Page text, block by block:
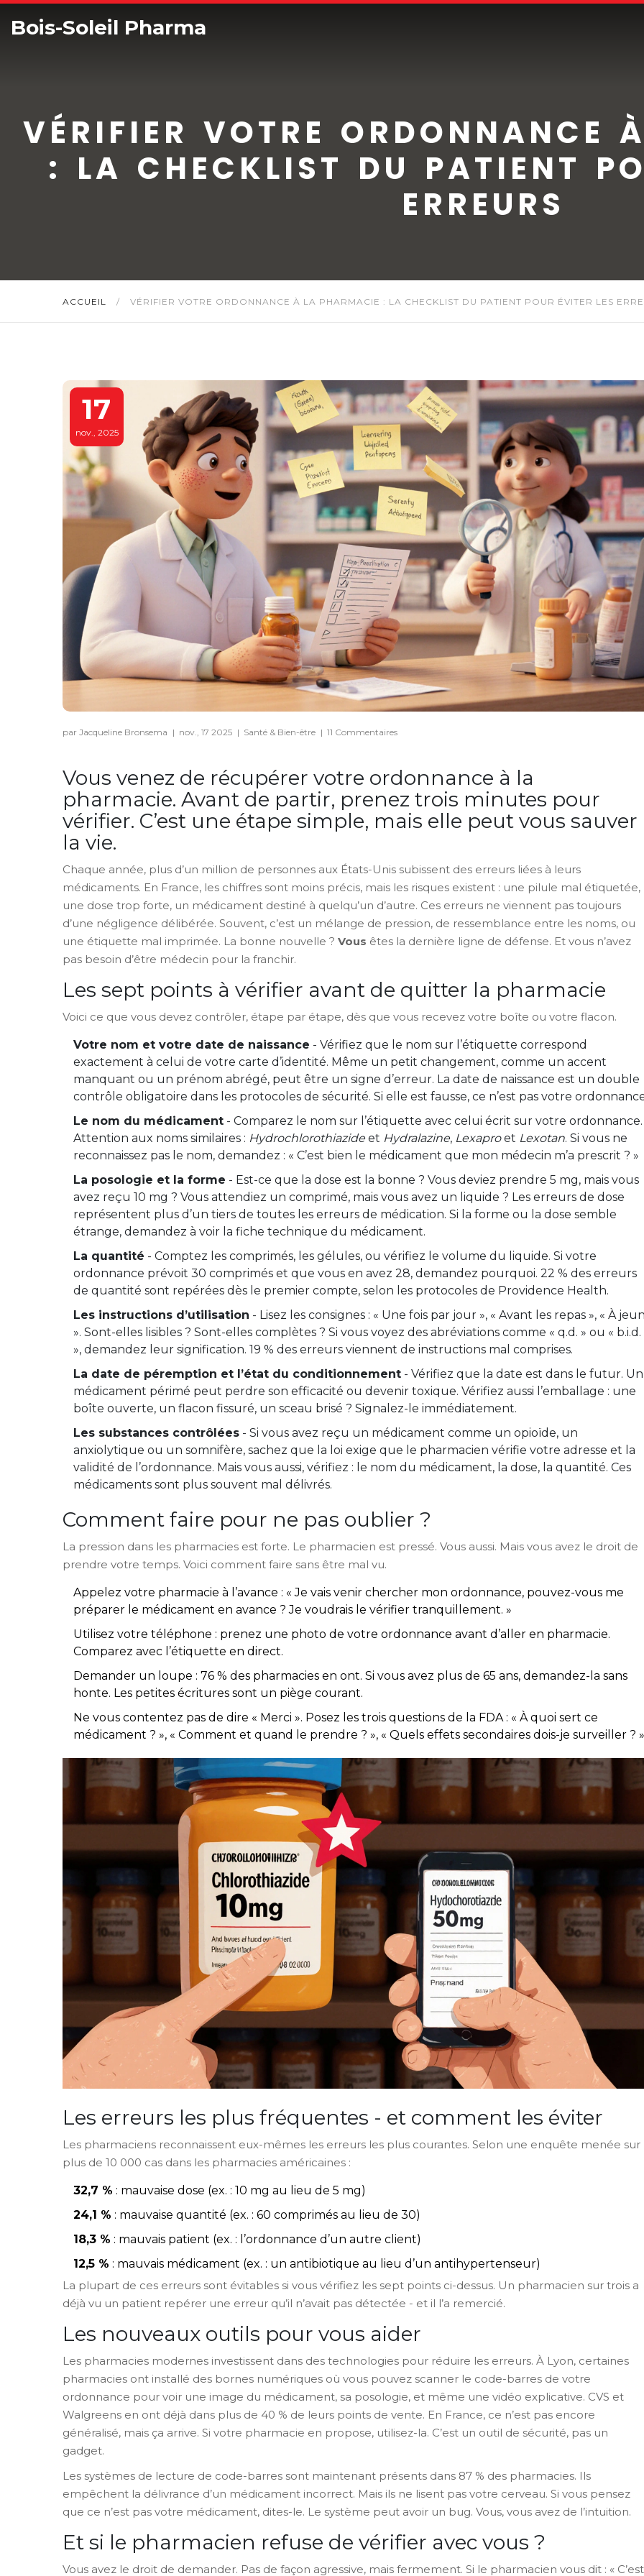
Bois-Soleil Pharma
VÉRIFIER VOTRE ORDONNANCE
: LA CHECKLIST DU PATIENT
ERREURS
ACCUEIL / VÉRIFIER VOTRE ORDONNANCE À LA PHARMACIE : LA CHECKLIST DU PATIENT POUR ÉVITER LES
17
nov., 2025
par Jacqueline Bronsema | nov., 17 2025 | Santé & Bien-être | 11 Commentaires
Vous venez de récupérer votre ordonnance à la
pharmacie. Avant de partir, prenez trois minutes pour
vérifier. C’est une étape simple, mais elle peut vous sauver
la vie.
Chaque année, plus d’un million de personnes aux États-Unis subissent des erreurs liées à leurs
médicaments. En France, les chiffres sont moins précis, mais les risques existent : une pilule mal étiquetée,
une dose trop forte, un médicament destiné à quelqu’un d’autre. Ces erreurs ne viennent pas toujours
d’une négligence délibérée. Souvent, c’est un mélange de pression, de ressemblance entre les noms, ou
une étiquette mal imprimée. La bonne nouvelle ? Vous êtes la dernière ligne de défense. Et vous n’avez
pas besoin d’être médecin pour la franchir.
Les sept points à vérifier avant de quitter la pharmacie
Voici ce que vous devez contrôler, étape par étape, dès que vous recevez votre boîte ou votre flacon.
Votre nom et votre date de naissance - Vérifiez que le nom sur l’étiquette correspond
exactement à celui de votre carte d’identité. Même un petit changement, comme un accent
manquant ou un prénom abrégé, peut être un signe d’erreur. La date de naissance est un double
contrôle obligatoire dans les protocoles de sécurité. Si elle est fausse, ce n’est pas votre
Le nom du médicament - Comparez le nom sur l’étiquette avec celui écrit sur votre ordonnance.
Attention aux noms similaires : Hydrochlorothiazideet Hydralazine, Lexaproet Lexotan. Si vous ne
reconnaissez pas le nom, demandez : « C’est bien le médicament que mon médecin m’a prescrit ? »
La posologie et la forme - Est-ce que la dose est la bonne ? Vous deviez prendre 5 mg, mais vous
avez reçu 10 mg ? Vous attendiez un comprimé, mais vous avez un liquide ? Les erreurs de dose
représentent plus d’un tiers de toutes les erreurs de médication. Si la forme ou la dose semble
étrange, demandez à voir la fiche technique du médicament.
La quantité - Comptez les comprimés, les gélules, ou vérifiez le volume du liquide. Si votre
ordonnance prévoit 30 comprimés et que vous en avez 28, demandez pourquoi. 22 % des erreurs
de quantité sont repérées dès le premier compte, selon les protocoles de Providence Health.
Les instructions d’utilisation - Lisez les consignes : « Une fois par jour », « Avant les repas », « À
». Sont-elles lisibles ? Sont-elles complètes ? Si vous voyez des abréviations comme « q.d. » ou « b.i.d.
», demandez leur signification. 19 % des erreurs viennent de instructions mal comprises.
La date de péremption et l’état du conditionnement - Vérifiez que la date est dans le futur. Un
médicament périmé peut perdre son efficacité ou devenir toxique. Vérifiez aussi l’emballage : une
boîte ouverte, un flacon fissuré, un sceau brisé ? Signalez-le immédiatement.
Les substances contrôlées - Si vous avez reçu un médicament comme un opioïde, un
anxiolytique ou un somnifère, sachez que la loi exige que le pharmacien vérifie votre adresse et la
validité de l’ordonnance. Mais vous aussi, vérifiez : le nom du médicament, la dose, la quantité. Ces
médicaments sont plus souvent mal délivrés.
Comment faire pour ne pas oublier ?
La pression dans les pharmacies est forte. Le pharmacien est pressé. Vous aussi. Mais vous avez le droit de
prendre votre temps. Voici comment faire sans être mal vu.
Appelez votre pharmacie à l’avance : « Je vais venir chercher mon ordonnance, pouvez-vous me
préparer le médicament en avance ? Je voudrais le vérifier tranquillement. »
Utilisez votre téléphone : prenez une photo de votre ordonnance avant d’aller en pharmacie.
Comparez avec l’étiquette en direct.
Demander un loupe : 76 % des pharmacies en ont. Si vous avez plus de 65 ans, demandez-la sans
honte. Les petites écritures sont un piège courant.
Ne vous contentez pas de dire « Merci ». Posez les trois questions de la FDA : « À quoi sert ce
médicament ? », « Comment et quand le prendre ? », « Quels effets secondaires dois-je surveiller ? »
Les erreurs les plus fréquentes - et comment les éviter
Les pharmaciens reconnaissent eux-mêmes les erreurs les plus courantes. Selon une enquête menée sur
plus de 10 000 cas dans les pharmacies américaines :
32,7 % : mauvaise dose (ex. : 10 mg au lieu de 5 mg)
24,1 % : mauvaise quantité (ex. : 60 comprimés au lieu de 30)
18,3 % : mauvais patient (ex. : l’ordonnance d’un autre client)
12,5 % : mauvais médicament (ex. : un antibiotique au lieu d’un antihypertenseur)
La plupart de ces erreurs sont évitables si vous vérifiez les sept points ci-dessus. Un pharmacien sur trois a
déjà vu un patient repérer une erreur qu’il n’avait pas détectée - et il l’a remercié.
Les nouveaux outils pour vous aider
Les pharmacies modernes investissent dans des technologies pour réduire les erreurs. À Lyon, certaines
pharmacies ont installé des bornes numériques où vous pouvez scanner le code-barres de votre
ordonnance pour voir une image du médicament, sa posologie, et même une vidéo explicative. CVS et
Walgreens en ont déjà dans plus de 40 % de leurs points de vente. En France, ce n’est pas encore
généralisé, mais ça arrive. Si votre pharmacie en propose, utilisez-la. C’est un outil de sécurité, pas un
gadget.
Les systèmes de lecture de code-barres sont maintenant présents dans 87 % des pharmacies. Ils
empêchent la délivrance d’un médicament incorrect. Mais ils ne lisent pas votre cerveau. Si vous pensez
que ce n’est pas votre médicament, dites-le. Le système peut avoir un bug. Vous, vous avez de l’intuition.
Et si le pharmacien refuse de vérifier avec vous ?
Vous avez le droit de demander. Pas de façon agressive, mais fermement. Si le pharmacien vous dit : « C’est